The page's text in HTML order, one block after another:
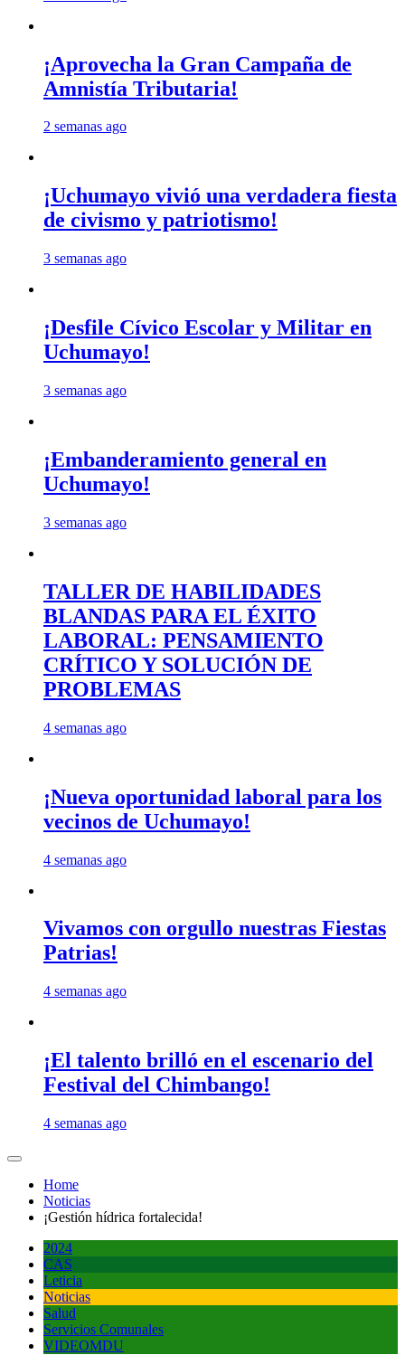
¡Aprovecha la Gran Campaña de
Amnistía Tributaria!
2 semanas ago
¡Uchumayo vivió una verdadera fiesta
de civismo y patriotismo!
3 semanas ago
¡Desfile Cívico Escolar y Militar en
Uchumayo!
3 semanas ago
¡Embanderamiento general en
Uchumayo!
3 semanas ago
TALLER DE HABILIDADES
BLANDAS PARA EL ÉXITO
LABORAL: PENSAMIENTO
CRÍTICO Y SOLUCIÓN DE
PROBLEMAS
4 semanas ago
¡Nueva oportunidad laboral para los
vecinos de Uchumayo!
4 semanas ago
Vivamos con orgullo nuestras Fiestas
Patrias!
4 semanas ago
¡El talento brilló en el escenario del
Festival del Chimbango!
4 semanas ago
Home
Noticias
¡Gestión hídrica fortalecida!
2024
CAS
Leticia
Noticias
Salud
Servicios Comunales
VIDEOMDU